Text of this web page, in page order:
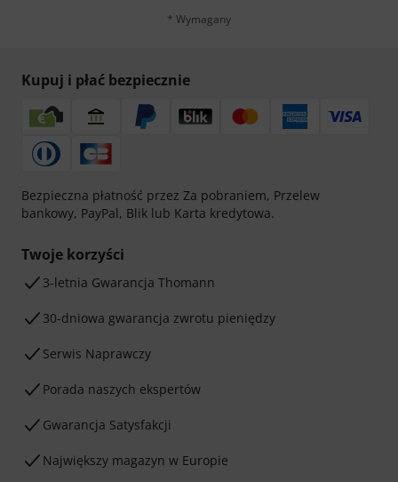
* Wymagany
Kupuj i płać bezpiecznie
Bezpieczna płatność przez Za pobraniem, Przelew
bankowy, PayPal, Blik lub Karta kredytowa.
Twoje korzyści
3-letnia Gwarancja Thomann
30-dniowa gwarancja zwrotu pieniędzy
Serwis Naprawczy
Porada naszych ekspertów
Gwarancja Satysfakcji
Największy magazyn w Europie